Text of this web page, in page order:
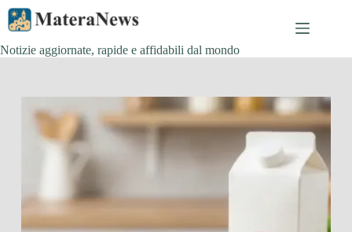
Salta
contenuto
Notizie aggiornate, rapide e affidabili dal mondo